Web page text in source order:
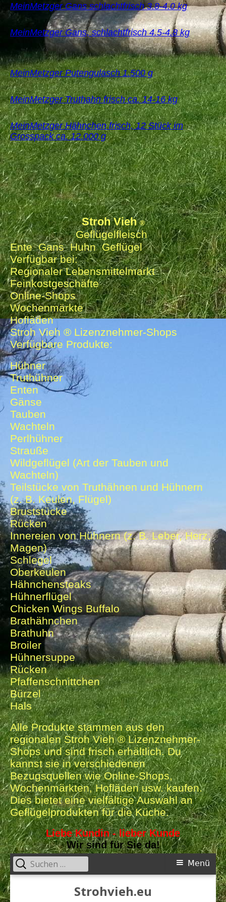
MeinMetzger Gans schlachtfrisch 3.8-4.0 kg
MeinMetzger Gans, schlachtfrisch 4.5-4.8 kg
MeinMetzger Putengulasch 1.500 g
MeinMetzger Truthahn frisch ca. 14-16 kg
MeinMetzger Hähnchen frisch, 12 Stück im
Grosspack ca. 12.000 g
Stroh Vieh®
Geflügelfleisch
Ente Gans Huhn Geflügel
Verfügbar bei:
Regionaler Lebensmittelmarkt
Feinkostgeschäfte
Online-Shops
Wochenmärkte
Hofläden
Stroh Vieh ® Lizenznehmer-Shops
Verfügbare Produkte:
Hühner
Truthühner
Enten
Gänse
Tauben
Wachteln
Perlhühner
Strauße
Wildgeflügel (Art der Tauben und
Wachteln)
Teilstücke von Truthähnen und Hühnern
(z. B. Keulen, Flügel)
Bruststücke
Rücken
Innereien von Hühnern (z. B. Leber, Herz,
Magen)
Schlegel
Oberkeulen
Hähnchensteaks
Hühnerflügel
Chicken Wings Buffalo
Brathähnchen
Brathuhn
Broiler
Hühnersuppe
Rücken
Pfaffenschnittchen
Bürzel
Hals
Alle Produkte stammen aus den
regionalen Stroh Vieh ® Lizenznehmer-
Shops und sind frisch erhältlich. Du
kannst sie in verschiedenen
Bezugsquellen wie Online-Shops,
Wochenmärkten, Hofläden usw. kaufen.
Dies bietet eine vielfältige Auswahl an
Geflügelprodukten für die Küche.
Liebe Kundin - lieber Kunde
Wir sind für Sie da!